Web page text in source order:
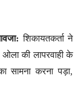
शिकायतकर्ता ने
ओला की लापरवाही के
सामना करना पड़ा,